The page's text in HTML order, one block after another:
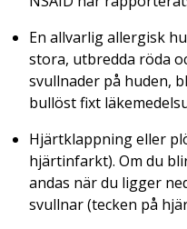
En allvarlig allergisk
stora, utbredda röda
svullnader på huden,
bullöst fixt
Hjärtklappning eller
hjärtinfarkt). Om du
andas när du ligger
svullnar (tecken på